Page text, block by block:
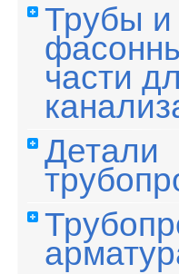
Трубы и
части
Детали